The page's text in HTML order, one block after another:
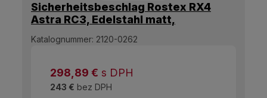
Sicherheitsbeschlag Rostex RX4
Astra RC3, Edelstahl matt,
Katalognummer: 2120-0262
298,89 € s DPH
243 € bez DPH